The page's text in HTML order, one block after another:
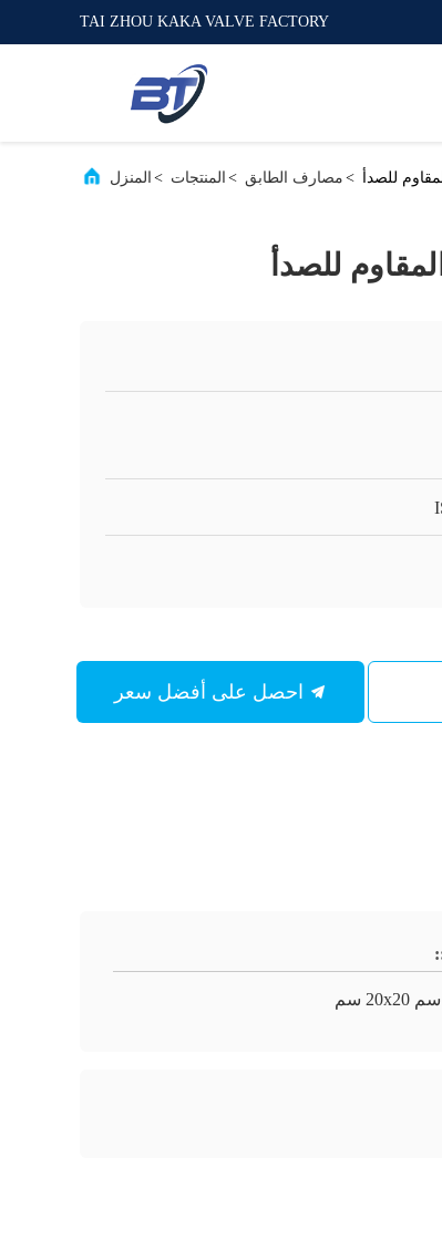
TAI ZHOU KAKA VALVE FACTORY
المنزل > المنتجات > مصارف الطابق > للصدأ
للصدأ